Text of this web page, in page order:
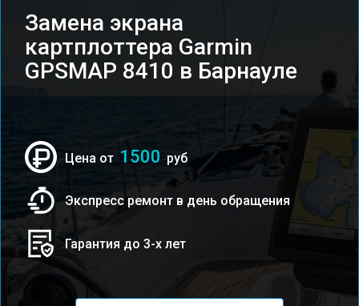
Замена экрана
картплоттера Garmin
GPSMAP 8410 в Барнауле
Цена от 1500 руб
Экспресс ремонт в день обращения
Гарантия до 3-х лет